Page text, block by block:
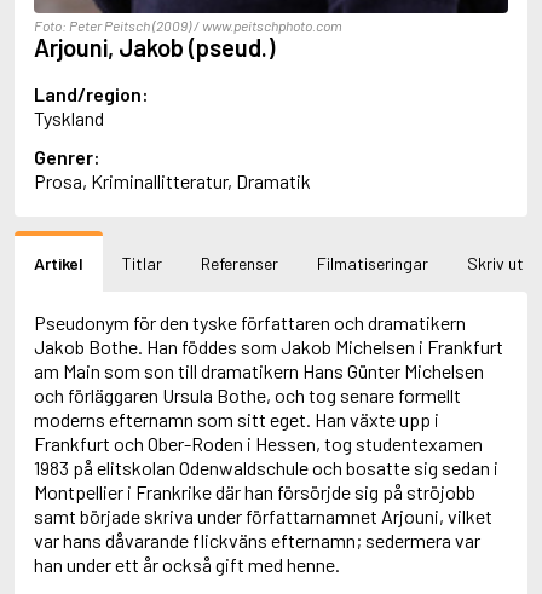
Adamov, Arthur
Adams, Douglas
Adams, Herbert
Adams, Jane
Adams, Richard
Adbåge, Emma
Adbåge, Lisen
Adelborg, Ottilia
Adiga, Aravind
Adler-Olsen, Jussi
Adolfsson, Eva
Adolfsson, Evert
Adolfsson, Gunnar
Adolfsson, Josefine
Adolfsson, Maria
Adolphsen, Peter
Foto: Peter Peitsch (2009) / www.peitschphoto.com
Arjouni, Jakob (pseud.)
Land/region:
Tyskland
Genrer:
Prosa, Kriminallitteratur, Dramatik
Artikel Titlar Referenser Filmatiseringar Skriv ut
Pseudonym för den tyske författaren och dramatikern
Jakob Bothe. Han föddes som Jakob Michelsen i Frankfurt
am Main som son till dramatikern Hans Günter Michelsen
och förläggaren Ursula Bothe, och tog senare formellt
moderns efternamn som sitt eget. Han växte upp i
Frankfurt och Ober-Roden i Hessen, tog studentexamen
1983 på elitskolan Odenwaldschule och bosatte sig sedan i
Montpellier i Frankrike där han försörjde sig på ströjobb
samt började skriva under författarnamnet Arjouni, vilket
var hans dåvarande flickväns efternamn; sedermera var
han under ett år också gift med henne.